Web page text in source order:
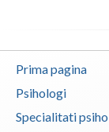
Vrancea
Prima pagina
Psihologi
Specialitati